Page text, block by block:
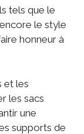
tels que le
le style
honneur à
et les
les sacs
une
supports de